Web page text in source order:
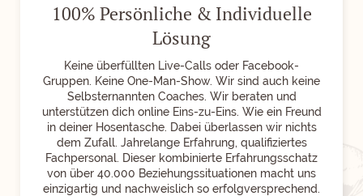
100% Persönliche & Individuelle
Lösung
Keine überfüllten Live-Calls oder Facebook-
Gruppen. Keine One-Man-Show. Wir sind auch keine
Selbsternannten Coaches. Wir beraten und
unterstützen dich online Eins-zu-Eins. Wie ein Freund
in deiner Hosentasche. Dabei überlassen wir nichts
dem Zufall. Jahrelange Erfahrung, qualifiziertes
Fachpersonal. Dieser kombinierte Erfahrungsschatz
von über 40.000 Beziehungssituationen macht uns
einzigartig und nachweislich so erfolgversprechend.